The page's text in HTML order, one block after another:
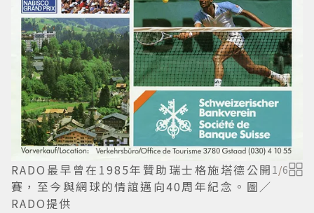
RADO最早曾在1985年贊助瑞士格施塔德公開
賽，至今與網球的情誼邁向40周年紀念。圖／
RADO提供
1 /6